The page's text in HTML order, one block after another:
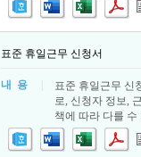
표준 휴일근무 신청서
내 용
표준 휴일근무 신
로, 신청자 정보,
책에 따라 다를